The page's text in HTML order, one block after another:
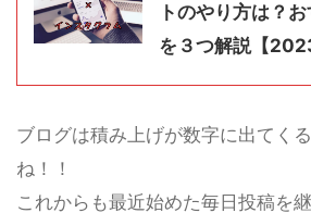
トのやり方は？
を３つ解説【
ブログは積み上げが数字に出てく
ね！！
これからも最近始めた毎日投稿を